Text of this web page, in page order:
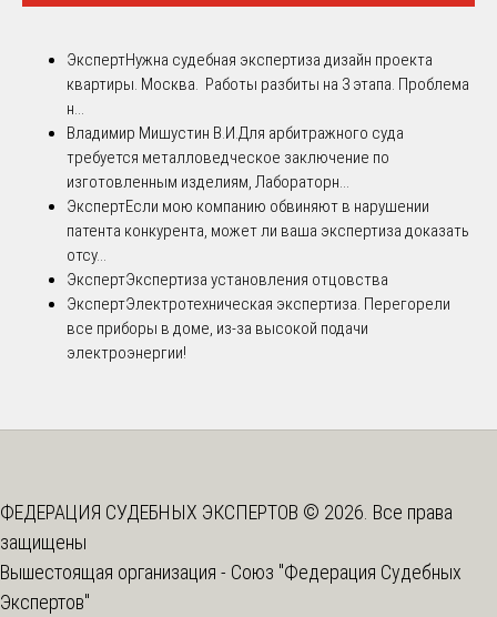
ЭкспертНужна судебная экспертиза дизайн проекта
квартиры. Москва. Работы разбиты на 3 этапа. Проблема
н...
Владимир Мишустин В.И.Для арбитражного суда
требуется металловедческое заключение по
изготовленным изделиям, Лабораторн...
ЭкспертЕсли мою компанию обвиняют в нарушении
патента конкурента, может ли ваша экспертиза доказать
отсу...
ЭкспертЭкспертиза установления отцовства
ЭкспертЭлектротехническая экспертиза. Перегорели
все приборы в доме, из-за высокой подачи
электроэнергии!
ФЕДЕРАЦИЯ СУДЕБНЫХ ЭКСПЕРТОВ © 2026. Все права
защищены
Вышестоящая организация - Союз "Федерация Судебных
Экспертов"